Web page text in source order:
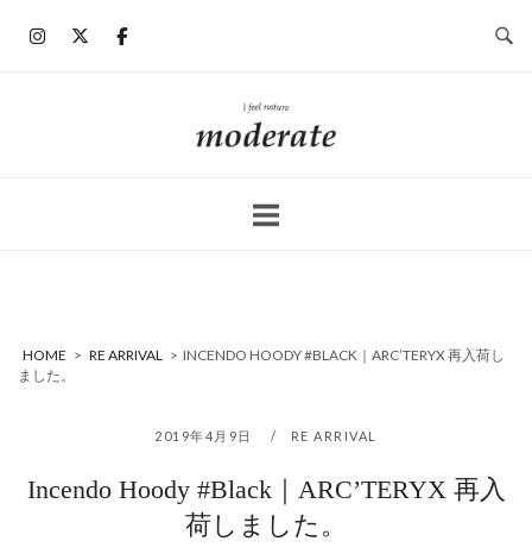
ホ
ー
HOME > RE ARRIVAL > INCENDO HOODY #BLACK｜ARC’TERYX 再入荷し
ました。
2019年4月9日 RE ARRIVAL
Incendo Hoody #Black｜ARC’TERYX 再入
荷しました。